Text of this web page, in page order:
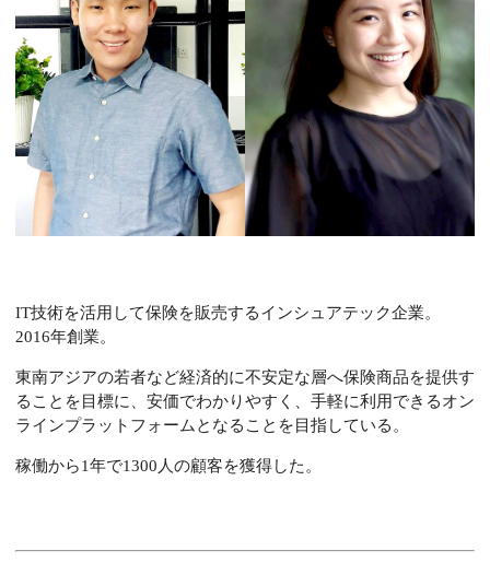
IT技術を活用して保険を販売するインシュアテック企業。
2016年創業。
東南アジアの若者など経済的に不安定な層へ保険商品を提供す
ることを目標に、安価でわかりやすく、手軽に利用できるオン
ラインプラットフォームとなることを目指している。
稼働から1年で1300人の顧客を獲得した。